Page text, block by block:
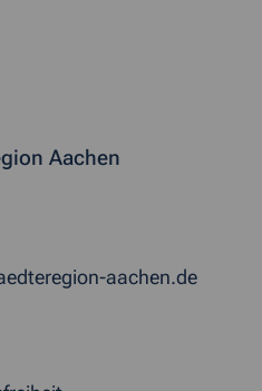
Aachen
aachen.de